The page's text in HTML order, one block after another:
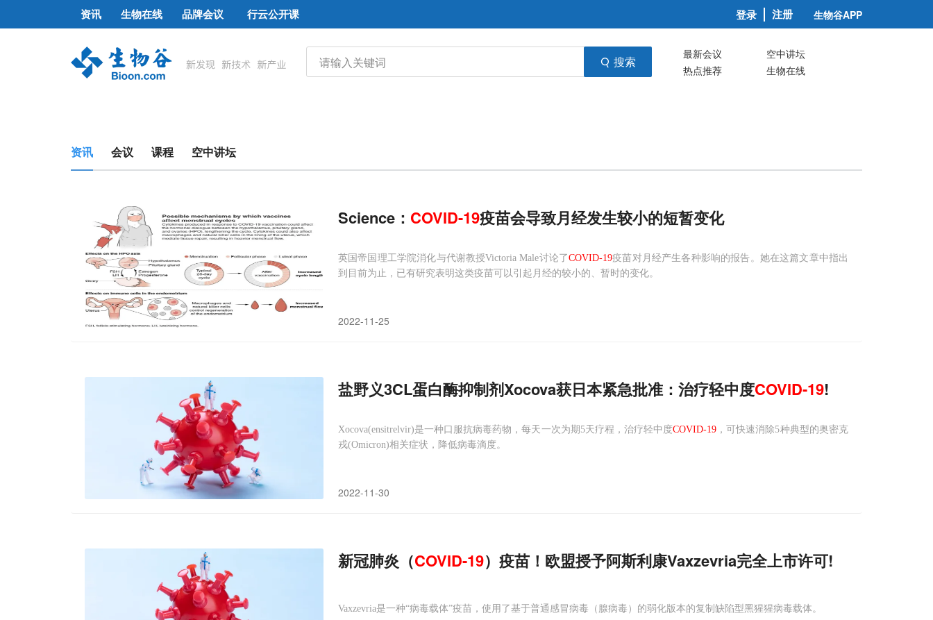
资讯 生物在线 品牌会议 行云公开课 登录 注册 生物谷APP
搜索 最新会议
空中讲坛
热点推荐
生物在线
资讯 会议 课程 空中讲坛
Science： COVID-19疫苗会导致月经发生较小的短暂变化
英国帝国理工学院消化与代谢教授Victoria Male讨论了COVID-19疫苗对月经产生各种影响的报告。她在这篇文章中指出
到目前为止，已有研究表明这类疫苗可以引起月经的较小的、暂时的变化。
2022-11-25
盐野义3CL蛋白酶抑制剂Xocova获日本紧急批准：治疗轻中度COVID-19!
Xocova(ensitrelvir)是一种口服抗病毒药物，每天一次为期5天疗程，治疗轻中度COVID-19 ，可快速消除5种典型的奥密克
戎(Omicron)相关症状，降低病毒滴度。
2022-11-30
新冠肺炎（COVID-19）疫苗！欧盟授予阿斯利康Vaxzevria完全上市许可!
Vaxzevria是一种“病毒载体”疫苗，使用了基于普通感冒病毒（腺病毒）的弱化版本的复制缺陷型黑猩猩病毒载体。